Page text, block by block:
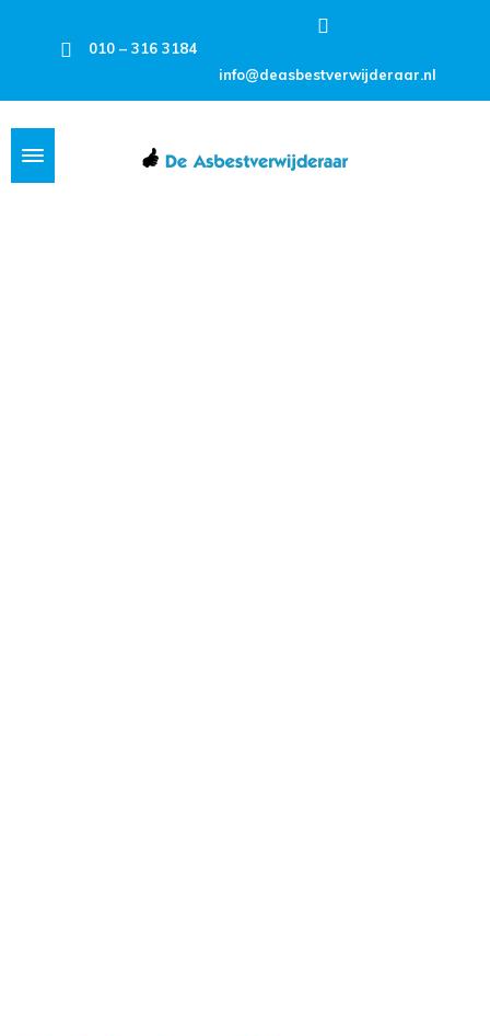
010 – 316 3184
info@deasbestverwijderaar.nl